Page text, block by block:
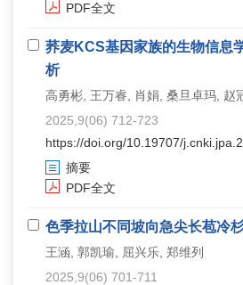
PDF全文
荞麦KCS基因家族的生物信息
析
高勇彬, 王万睿, 肖娟, 桑旦卓玛, 赵
2025,9(06) 712-723
https://doi.org/10.19707/
摘要
PDF全文
色季拉山不同坡向急尖长苞冷
王涵, 郭凯瑜, 屈兴乐, 郑维列
2025,9(06) 701-711